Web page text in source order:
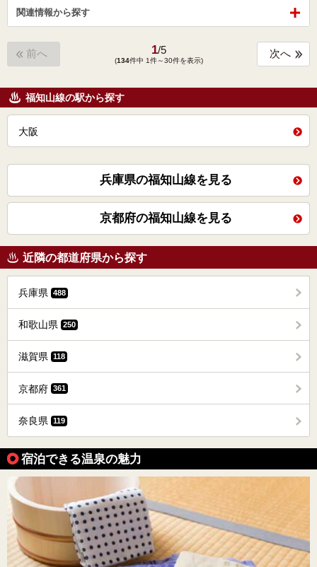
関連情報から探す
前へ 1/5
(134件中 1件～30件を表示)
次へ
福知山線の駅から探す
大阪
兵庫県の福知山線を見る
京都府の福知山線を見る
近隣の都道府県から探す
兵庫県 488
和歌山県 250
滋賀県 118
京都府 361
奈良県 119
宿泊できる温泉の魅力